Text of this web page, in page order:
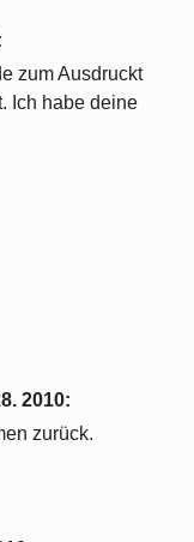
zum Ausdruckt
Ich habe deine
2010:
zurück.